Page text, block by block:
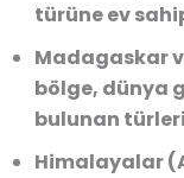
türüne ev
Madagaskar
bölge, dünya
bulunan
Himalayalar